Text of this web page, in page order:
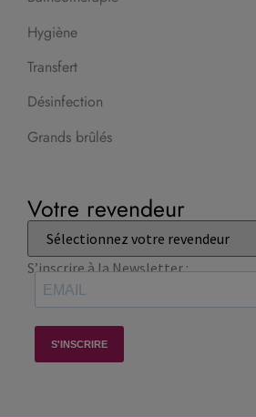
Hygiène
Transfert
Désinfection
Grands brûlés
Votre revendeur
S’inscrire à la Newsletter :